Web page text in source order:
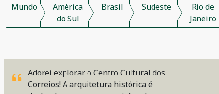
Mundo
América
do Sul
Brasil Sudeste
Rio de
Janeiro
Adorei explorar o Centro Cultural dos
Correios! A arquitetura histórica é